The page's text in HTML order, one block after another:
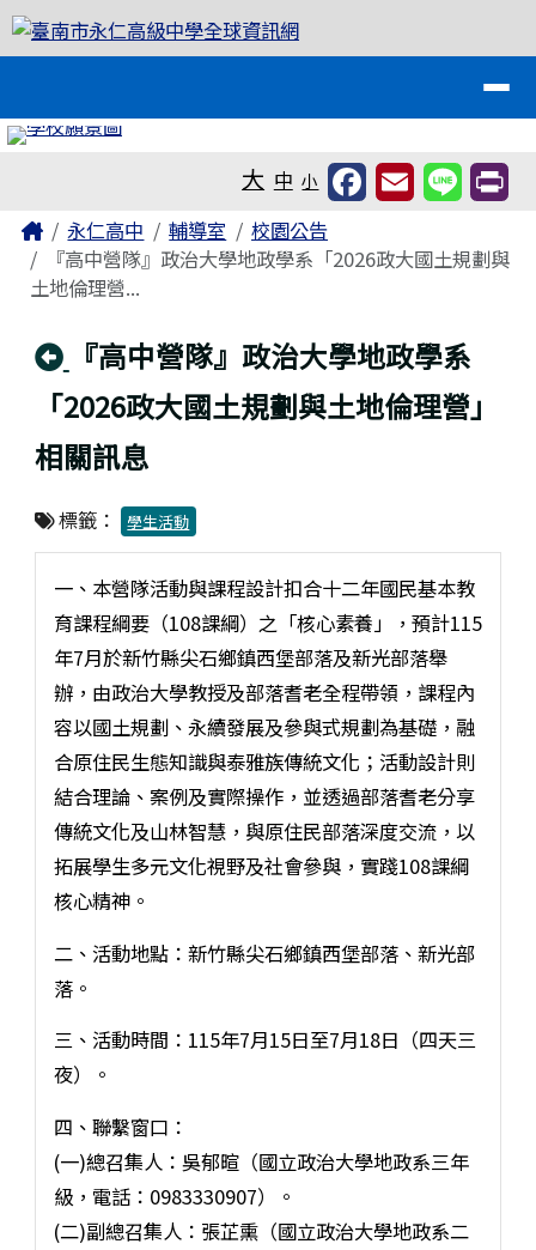
跳至主內容區
臺南市永仁高級中學全球資訊網
大 中 小
主內容區域
Home永仁高中 輔導室
校園公告
『高中營隊』政治大學地政學系「2026政大國土規劃與
土地倫理營...
回上頁
『高中營隊』政治大學地政學系
「2026政大國土規劃與土地倫理營」
相關訊息
標籤： 學生活動
一、本營隊活動與課程設計扣合十二年國民基本教
育課程綱要（108課綱）之「核心素養」，預計115
年7月於新竹縣尖石鄉鎮西堡部落及新光部落舉
辦，由政治大學教授及部落耆老全程帶領，課程內
容以國土規劃、永續發展及參與式規劃為基礎，融
合原住民生態知識與泰雅族傳統文化；活動設計則
結合理論、案例及實際操作，並透過部落耆老分享
傳統文化及山林智慧，與原住民部落深度交流，以
拓展學生多元文化視野及社會參與，實踐108課綱
核心精神。
二、活動地點：新竹縣尖石鄉鎮西堡部落、新光部
落。
三、活動時間：115年7月15日至7月18日（四天三
夜）。
四、聯繫窗口：
(一)總召集人：吳郁暄（國立政治大學地政系三年
級，電話：0983330907）。
(二)副總召集人：張芷熏（國立政治大學地政系二
頁尾區域